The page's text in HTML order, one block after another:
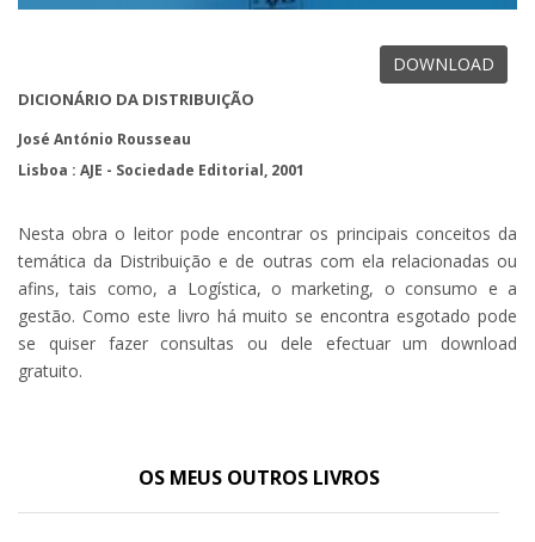
DOWNLOAD
DICIONÁRIO DA DISTRIBUIÇÃO
José António Rousseau
Lisboa : AJE - Sociedade Editorial, 2001
Nesta obra o leitor pode encontrar os principais conceitos da
temática da Distribuição e de outras com ela relacionadas ou
afins, tais como, a Logística, o marketing, o consumo e a
gestão. Como este livro há muito se encontra esgotado pode
se quiser fazer consultas ou dele efectuar um download
gratuito.
OS MEUS OUTROS LIVROS